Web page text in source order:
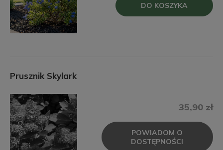
DO KOSZYKA
Prusznik Skylark
35,90 zł
POWIADOM O
DOSTĘPNOŚCI